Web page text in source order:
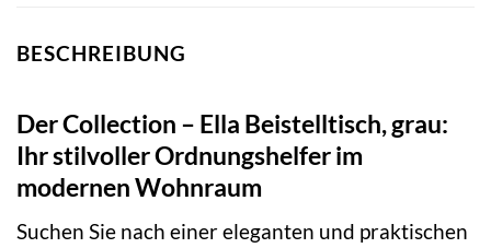
BESCHREIBUNG
Der Collection – Ella Beistelltisch, grau:
Ihr stilvoller Ordnungshelfer im
modernen Wohnraum
Suchen Sie nach einer eleganten und praktischen